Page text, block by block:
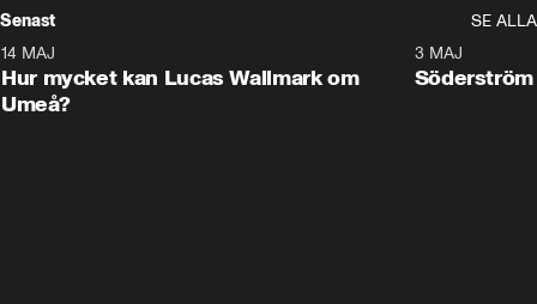
Senast
SE ALLA
Plus
14 MAJ
Hur mycket kan Lucas Wallmark om
Umeå?
3 MAJ